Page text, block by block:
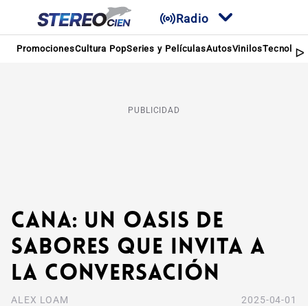
Radio
PromocionesCultura PopSeries y PelículasAutosVinilos
PUBLICIDAD
Cana: Un Oasis de
Sabores que Invita a
la Conversación
ALEX LOAM 2025-04-01